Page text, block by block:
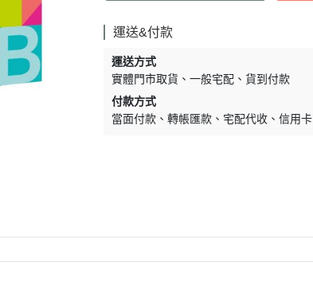
運送&付款
運送方式
實體門市取貨
一般宅配
貨到付款
付款方式
當面付款
轉帳匯款 宅配代收 信用卡